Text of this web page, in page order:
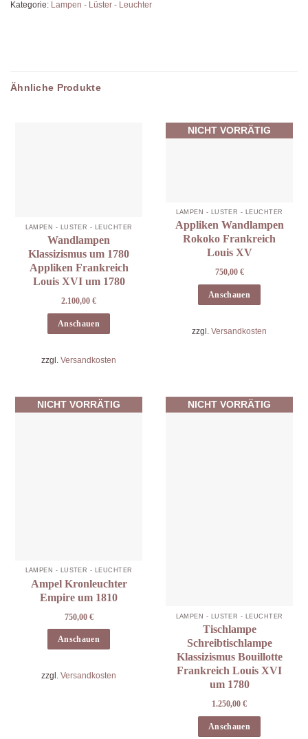
Kategorie: Lampen - Lüster - Leuchter
Ähnliche Produkte
LAMPEN - LÜSTER - LEUCHTER
Wandlampen
Klassizismus um 1780
Appliken Frankreich
Louis XVI um 1780
2.100,00 €
Anschauen
zzgl. Versandkosten
NICHT VORRÄTIG
LAMPEN - LÜSTER - LEUCHTER
Appliken Wandlampen
Rokoko Frankreich
Louis XV
750,00 €
Anschauen
zzgl. Versandkosten
NICHT VORRÄTIG
LAMPEN - LÜSTER - LEUCHTER
Ampel Kronleuchter
Empire um 1810
750,00 €
Anschauen
zzgl. Versandkosten
NICHT VORRÄTIG
LAMPEN - LÜSTER - LEUCHTER
Tischlampe
Schreibtischlampe
Klassizismus Bouillotte
Frankreich Louis XVI
um 1780
1.250,00 €
Anschauen